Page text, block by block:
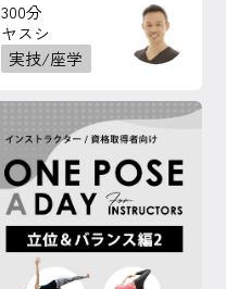
300分
ヤスシ
実技/座学